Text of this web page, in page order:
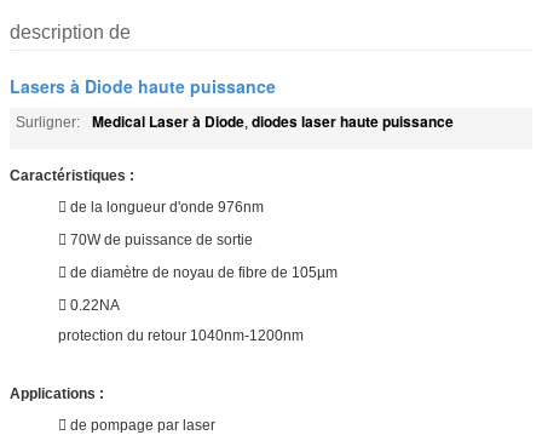
description de
Lasers à Diode haute puissance
Surligner: Medical Laser à Diode, diodes laser haute puissance
Caractéristiques :
 de la longueur d'onde 976nm
 70W de puissance de sortie
 de diamètre de noyau de fibre de 105µm
 0.22NA
protection du retour 1040nm-1200nm
Applications :
 de pompage par laser